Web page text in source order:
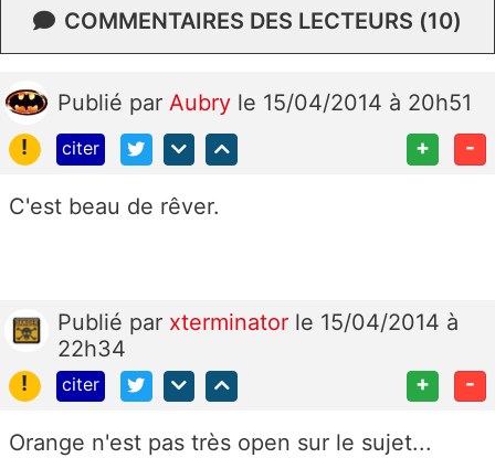
COMMENTAIRES DES LECTEURS (10)
Publié par Aubry le 15/04/2014 à 20h51
!
citer + -
C'est beau de rêver.
Publié par xterminator le 15/04/2014 à
22h34
!
citer + -
Orange n'est pas très open sur le sujet...